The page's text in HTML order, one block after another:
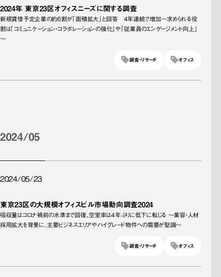
2024年 東京23区オフィスニーズに関する調査
新規賃借予定企業の約6割が「面積拡大」と回答 4年連続で増加～求められる役
割は「コミュニケーション・コラボレーションの強化」や「従業員のエンゲージメント向上」
～
オフィス
調査・リサーチ
2024/05
2024/05/23
東京23区の大規模オフィスビル市場動向調査2024
吸収量はコロナ禍前の水準まで回復、空室率は4年ぶりに低下に転じる ～業容・人材
採用拡大を背景に、主要ビジネスエリアやハイグレード物件への需要が堅調～
オフィス
調査・リサーチ